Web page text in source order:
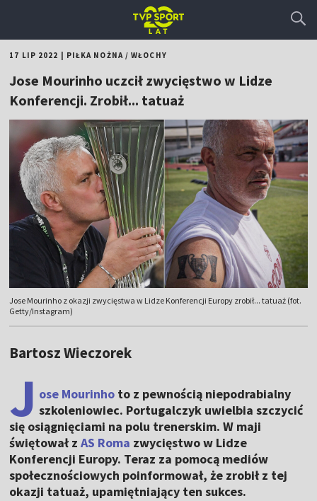
17 LIP 2022 PIŁKA NOŻNA/WŁOCHY
Jose Mourinho uczcił zwycięstwo w Lidze
Konferencji. Zrobił... tatuaż
Jose Mourinho z okazji zwycięstwa w Lidze Konferencji Europy zrobił... tatuaż (fot.
Getty/Instagram)
Bartosz Wieczorek
J ose Mourinho to z pewnością niepodrabialny
szkoleniowiec. Portugalczyk uwielbia szczycić
się osiągnięciami na polu trenerskim. W maji
świętował zAS Roma zwycięstwo w Lidze
Konferencji Europy. Teraz za pomocą mediów
społecznościowych poinformował, że zrobił z tej
okazji tatuaż, upamiętniający ten sukces.